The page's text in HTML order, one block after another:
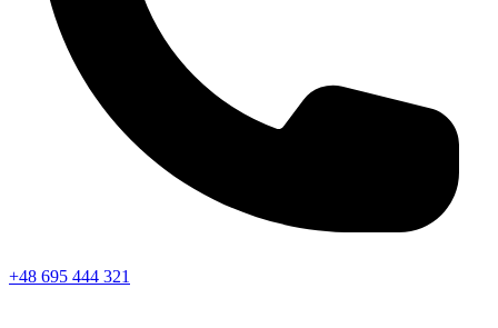
+48 695 444 321